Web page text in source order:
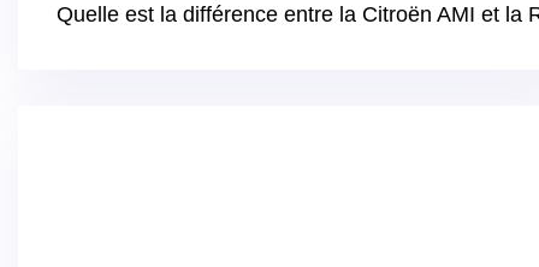
Quelle est la différence entre la Citroën AMI et la